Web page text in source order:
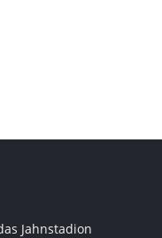
Jahnstadion